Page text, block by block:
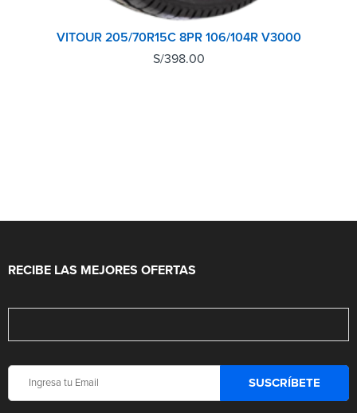
VITOUR 205/70R15C 8PR 106/104R V3000
S/398.00
RECIBE LAS MEJORES OFERTAS